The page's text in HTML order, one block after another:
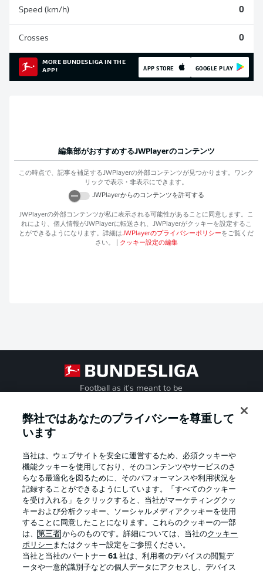
Speed (km/h) 0
Crosses 0
MORE BUNDESLIGA IN THE
APP!
APP STORE GOOGLE PLAY
編集部がおすすめするJWPlayerのコンテンツ
この時点で、記事を補足するJWPlayerの外部コンテンツが見つかります。ワンク
リックで表示・非表示にできます。
JWPlayerからのコンテンツを許可する
JWPlayerの外部コンテンツが私に表示される可能性があることに同意します。こ
れにより、個人情報がJWPlayerに転送され、 JWPlayerがクッキーを設定するこ
とができるようになります。詳細はJWPlayerのプライバシーポリシーをご覧くだ
さい。
クッキー設定の編集
Football as it's meant to be
Official Partners
弊社ではあなたのプライバシーを尊重して
います
当社は、ウェブサイトを安全に運営するため、必須クッキーや
機能クッキーを使用しており、そのコンテンツやサービスのさ
らなる最適化を図るために、そのパフォーマンスや利用状況を
記録することができるようにしています。「すべてのクッキー
を受け入れる」をクリックすると、当社がマーケティングクッ
キーおよび分析クッキー、ソーシャルメディアクッキーを使用
することに同意したことになります。これらのクッキーの一部
は、第三者 からのものです。詳細については、当社のクッキー
ポリシー またはクッキー設定をご参照ください。
当社と当社のパートナー61 社は、利用者のデバイスの閲覧デ
ータや一意的識別子などの個人データにアクセスし、デバイス